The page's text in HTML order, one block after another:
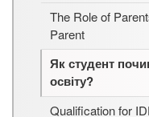
The Role of
Parent
Як студент
освіту?
Qualification for